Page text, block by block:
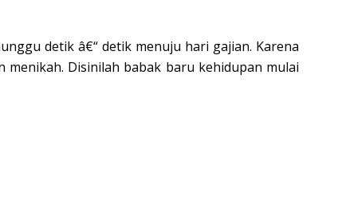
detik â€“ detik menuju hari gajian. Karena
menikah. Disinilah babak baru kehidupan mulai